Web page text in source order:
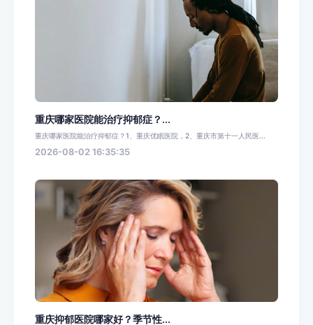
重庆哪家医院能治疗抑郁症？...
重庆哪家医院能治疗抑郁症？1、重庆优眠医院，2、重庆市第十一人民医...
2026-08-02 16:35:35
重庆抑郁医院哪家好？季节性...